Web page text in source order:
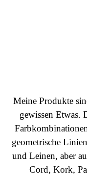
Meine Produkte
gewissen Etwas.
geometrische
und Leinen, aber
Cord, Kork,